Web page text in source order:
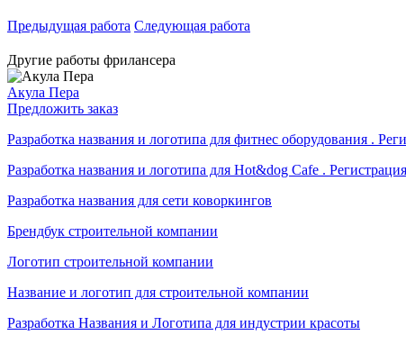
Предыдущая работа Следующая работа
Другие работы фрилансера
Акула Пера
Предложить заказ
Разработка названия и логотипа для фитнес оборудования .
Разработка названия и логотипа для Hot&dog Cafe .
Разработка названия для сети коворкингов
Брендбук строительной компании
Логотип строительной компании
Название и логотип для строительной компании
Разработка Названия и Логотипа для индустрии красоты